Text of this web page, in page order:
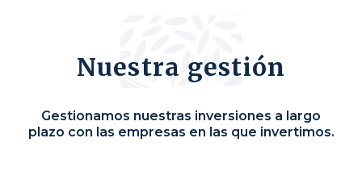
Nuestra gestión
Gestionamos nuestras inversiones a largo
plazo con las empresas en las que invertimos.